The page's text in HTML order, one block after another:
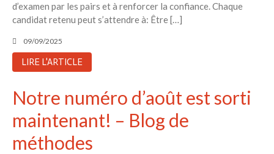
d’examen par les pairs et à renforcer la confiance. Chaque
candidat retenu peut s’attendre à: Être […]
09/09/2025
LIRE L'ARTICLE
Notre numéro d’août est sorti
maintenant! – Blog de
méthodes